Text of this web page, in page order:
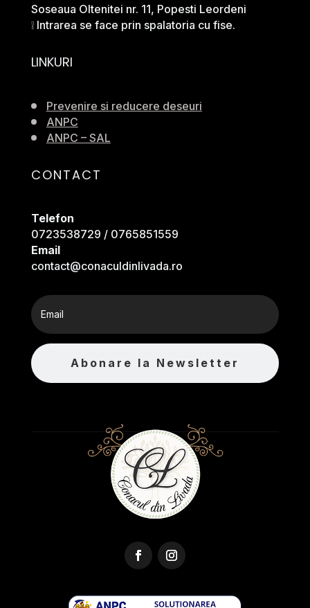
Soseaua Oltenitei nr. 11, Popesti Leordeni
❕ Intrarea se face prin spalatoria cu fise.
LINKURI
Prevenire si reducere deseuri
ANPC
ANPC – SAL
CONTACT
Telefon
0723538729 / 0765851559
Email
contact@conaculdinlivada.ro
Abonare la Newsletter